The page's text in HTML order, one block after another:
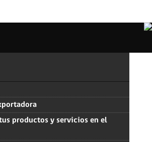
productos y servicios en el